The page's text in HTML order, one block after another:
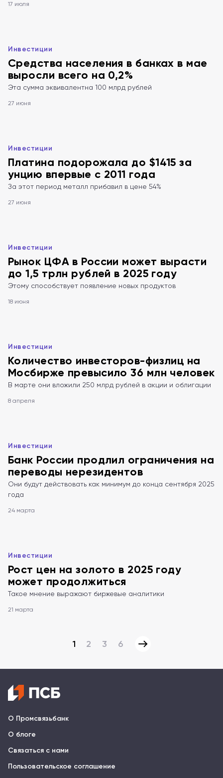
17 июля
Инвестиции
Средства населения в банках в мае
выросли всего на 0,2%
Эта сумма эквивалентна 100 млрд рублей
27 июня
Инвестиции
Платина подорожала до $1415 за
унцию впервые с 2011 года
За этот период металл прибавил в цене 54%
27 июня
Инвестиции
Рынок ЦФА в России может вырасти
до 1,5 трлн рублей в 2025 году
Этому способствует появление новых продуктов
18 июня
Инвестиции
Количество инвесторов-физлиц на
Мосбирже превысило 36 млн человек
В марте они вложили 250 млрд рублей в акции и облигации
8 апреля
Инвестиции
Банк России продлил ограничения на
переводы нерезидентов
Они будут действовать как минимум до конца сентября 2025
года
24 марта
Инвестиции
Рост цен на золото в 2025 году
может продолжиться
Такое мнение выражают биржевые аналитики
21 марта
1 2 3 6
О Промсвязьбанк
О блоге
Связаться с нами
Пользовательское соглашение